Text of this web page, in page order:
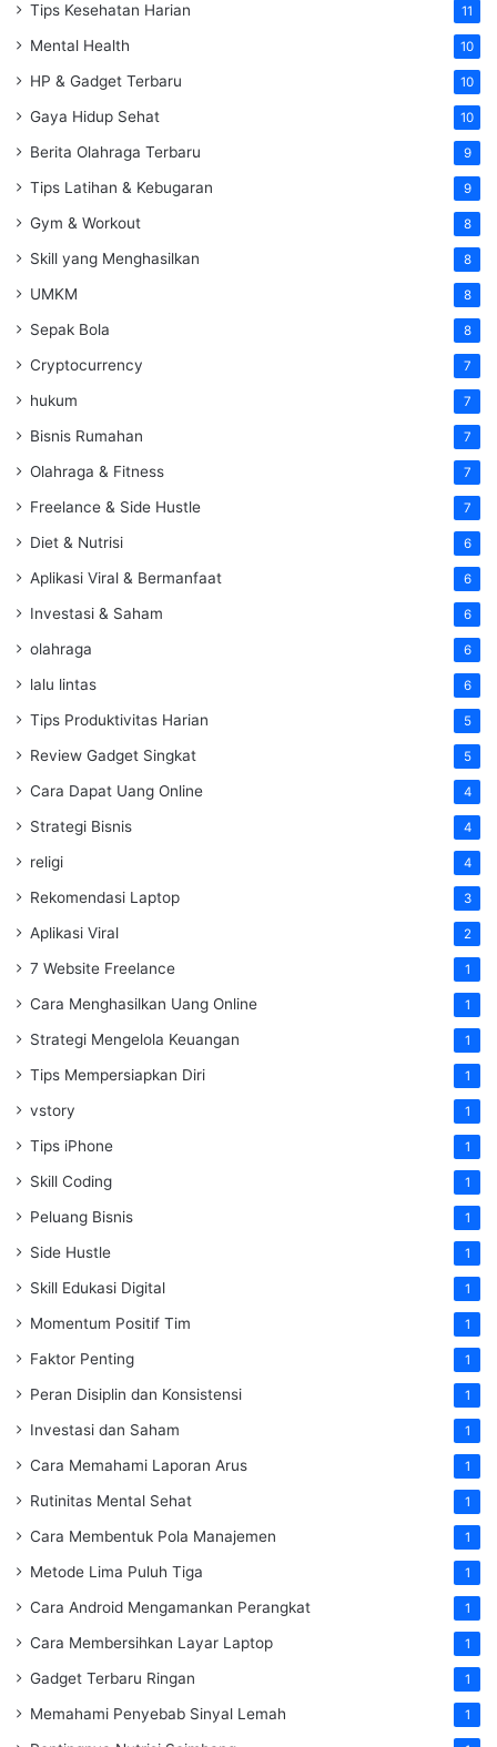
Tips Kesehatan Harian 11
Mental Health 10
HP & Gadget Terbaru 10
Gaya Hidup Sehat 10
Berita Olahraga Terbaru 9
Tips Latihan & Kebugaran 9
Gym & Workout 8
Skill yang Menghasilkan 8
UMKM 8
Sepak Bola 8
Cryptocurrency 7
hukum 7
Bisnis Rumahan 7
Olahraga & Fitness 7
Freelance & Side Hustle 7
Diet & Nutrisi 6
Aplikasi Viral & Bermanfaat 6
Investasi & Saham 6
olahraga 6
lalu lintas 6
Tips Produktivitas Harian 5
Review Gadget Singkat 5
Cara Dapat Uang Online 4
Strategi Bisnis 4
religi 4
Rekomendasi Laptop 3
Aplikasi Viral 2
7 Website Freelance 1
Cara Menghasilkan Uang Online 1
Strategi Mengelola Keuangan 1
Tips Mempersiapkan Diri 1
vstory 1
Tips iPhone 1
Skill Coding 1
Peluang Bisnis 1
Side Hustle 1
Skill Edukasi Digital 1
Momentum Positif Tim 1
Faktor Penting 1
Peran Disiplin dan Konsistensi 1
Investasi dan Saham 1
Cara Memahami Laporan Arus 1
Rutinitas Mental Sehat 1
Cara Membentuk Pola Manajemen 1
Metode Lima Puluh Tiga 1
Cara Android Mengamankan Perangkat 1
Cara Membersihkan Layar Laptop 1
Gadget Terbaru Ringan 1
Memahami Penyebab Sinyal Lemah 1